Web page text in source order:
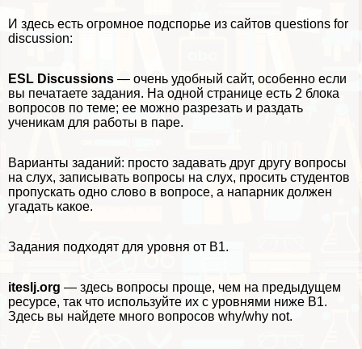
И здесь есть огромное подспорье из сайтов questions for
discussion:
ESL Discussions — очень удобный сайт, особенно если
вы печатаете задания. На одной странице есть 2 блока
вопросов по теме; ее можно разрезать и раздать
ученикам для работы в паре.
Варианты заданий: просто задавать друг другу вопросы
на слух, записывать вопросы на слух, просить студентов
пропускать одно слово в вопросе, а напарник должен
угадать какое.
Задания подходят для уровня от B1.
iteslj.org — здесь вопросы проще, чем на предыдущем
ресурсе, так что используйте их с уровнями ниже B1.
Здесь вы найдете много вопросов why/why not.